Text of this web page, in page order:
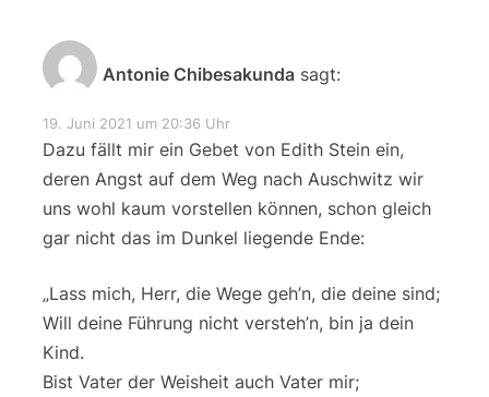
Antonie Chibesakunda sagt:
19. Juni 2021 um 20:36 Uhr
Dazu fällt mir ein Gebet von Edith Stein ein,
deren Angst auf dem Weg nach Auschwitz wir
uns wohl kaum vorstellen können, schon gleich
gar nicht das im Dunkel liegende Ende:
„Lass mich, Herr, die Wege geh’n, die deine sind;
Will deine Führung nicht versteh’n, bin ja dein
Kind.
Bist Vater der Weisheit auch Vater mir;